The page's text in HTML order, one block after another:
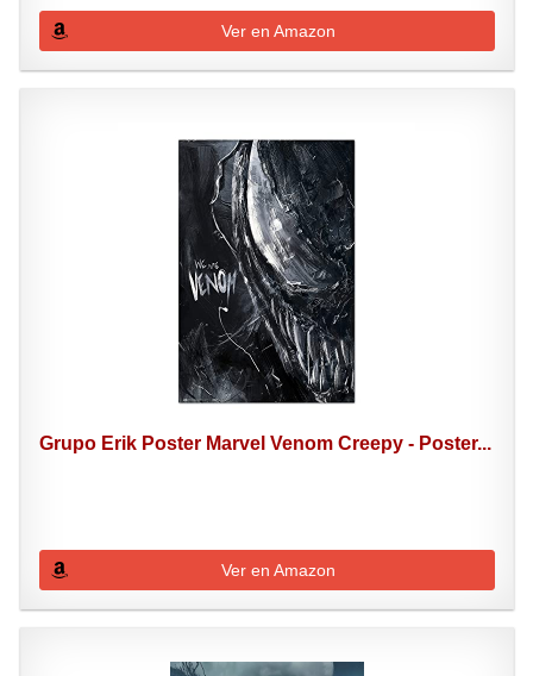
Ver en Amazon
Grupo Erik Poster Marvel Venom Creepy - Poster...
Ver en Amazon